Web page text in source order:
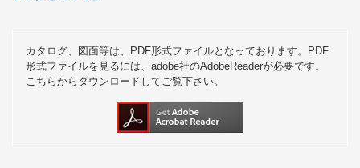
カタログ、図面等は、PDF形式ファイルとなっております。PDF
形式ファイルを見るには、adobe社のAdobeReaderが必要です。
こちらからダウンロードしてご覧下さい。